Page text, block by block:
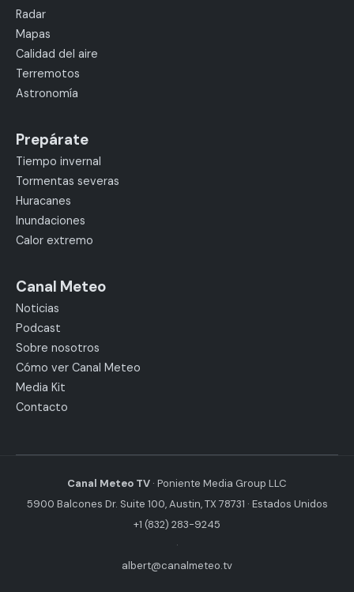
Radar
Mapas
Calidad del aire
Terremotos
Astronomía
Prepárate
Tiempo invernal
Tormentas severas
Huracanes
Inundaciones
Calor extremo
Canal Meteo
Noticias
Podcast
Sobre nosotros
Cómo ver Canal Meteo
Media Kit
Contacto
Canal Meteo TV · Poniente Media Group LLC
5900 Balcones Dr. Suite 100, Austin, TX 78731 · Estados Unidos
+1 (832) 283-9245
·
albert@canalmeteo.tv